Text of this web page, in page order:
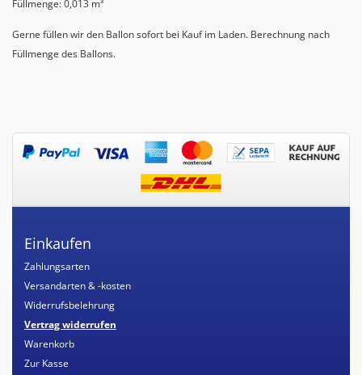
Füllmenge: 0,013 m³
Gerne füllen wir den Ballon sofort bei Kauf im Laden. Berechnung nach
Füllmenge des Ballons.
Einkaufen
Zahlungsarten
Versandarten & -kosten
Widerrufsbelehrung
Vertrag widerrufen
Warenkorb
Zur Kasse